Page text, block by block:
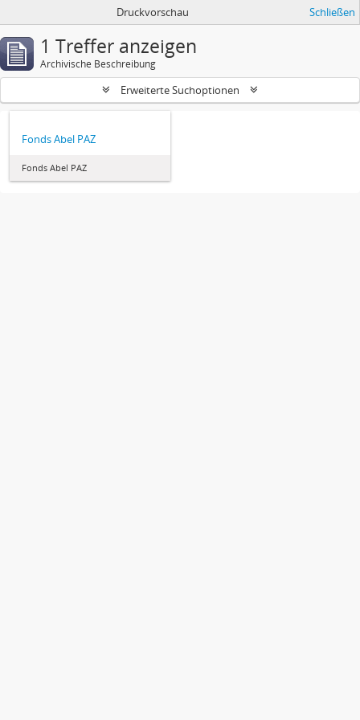
Druckvorschau Schließen
1 Treffer anzeigen
Archivische Beschreibung
Erweiterte Suchoptionen
Fonds Abel PAZ
Fonds Abel PAZ